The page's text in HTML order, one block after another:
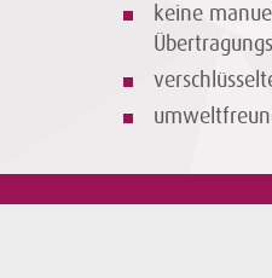
keine